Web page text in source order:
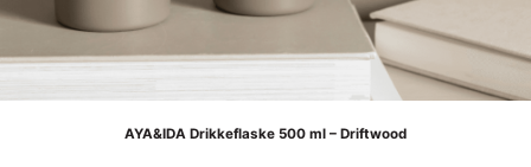
AYA&IDA Drikkeflaske 500 ml – Driftwood